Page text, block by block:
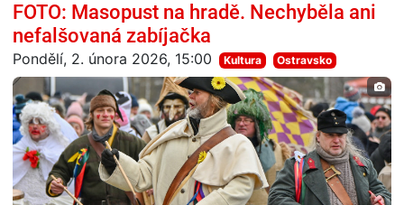
FOTO: Masopust na hradě. Nechyběla ani
nefalšovaná zabíjačka
Pondělí, 2. února 2026, 15:00 Kultura Ostravsko